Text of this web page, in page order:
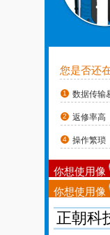
IP65点检
IP66点检
按功能分
3G点检仪
WIFI点
照像点检
视频点检
您是否还
数据传输
返修率高
操作繁琐
你想使用像
你想使用像
正朝科